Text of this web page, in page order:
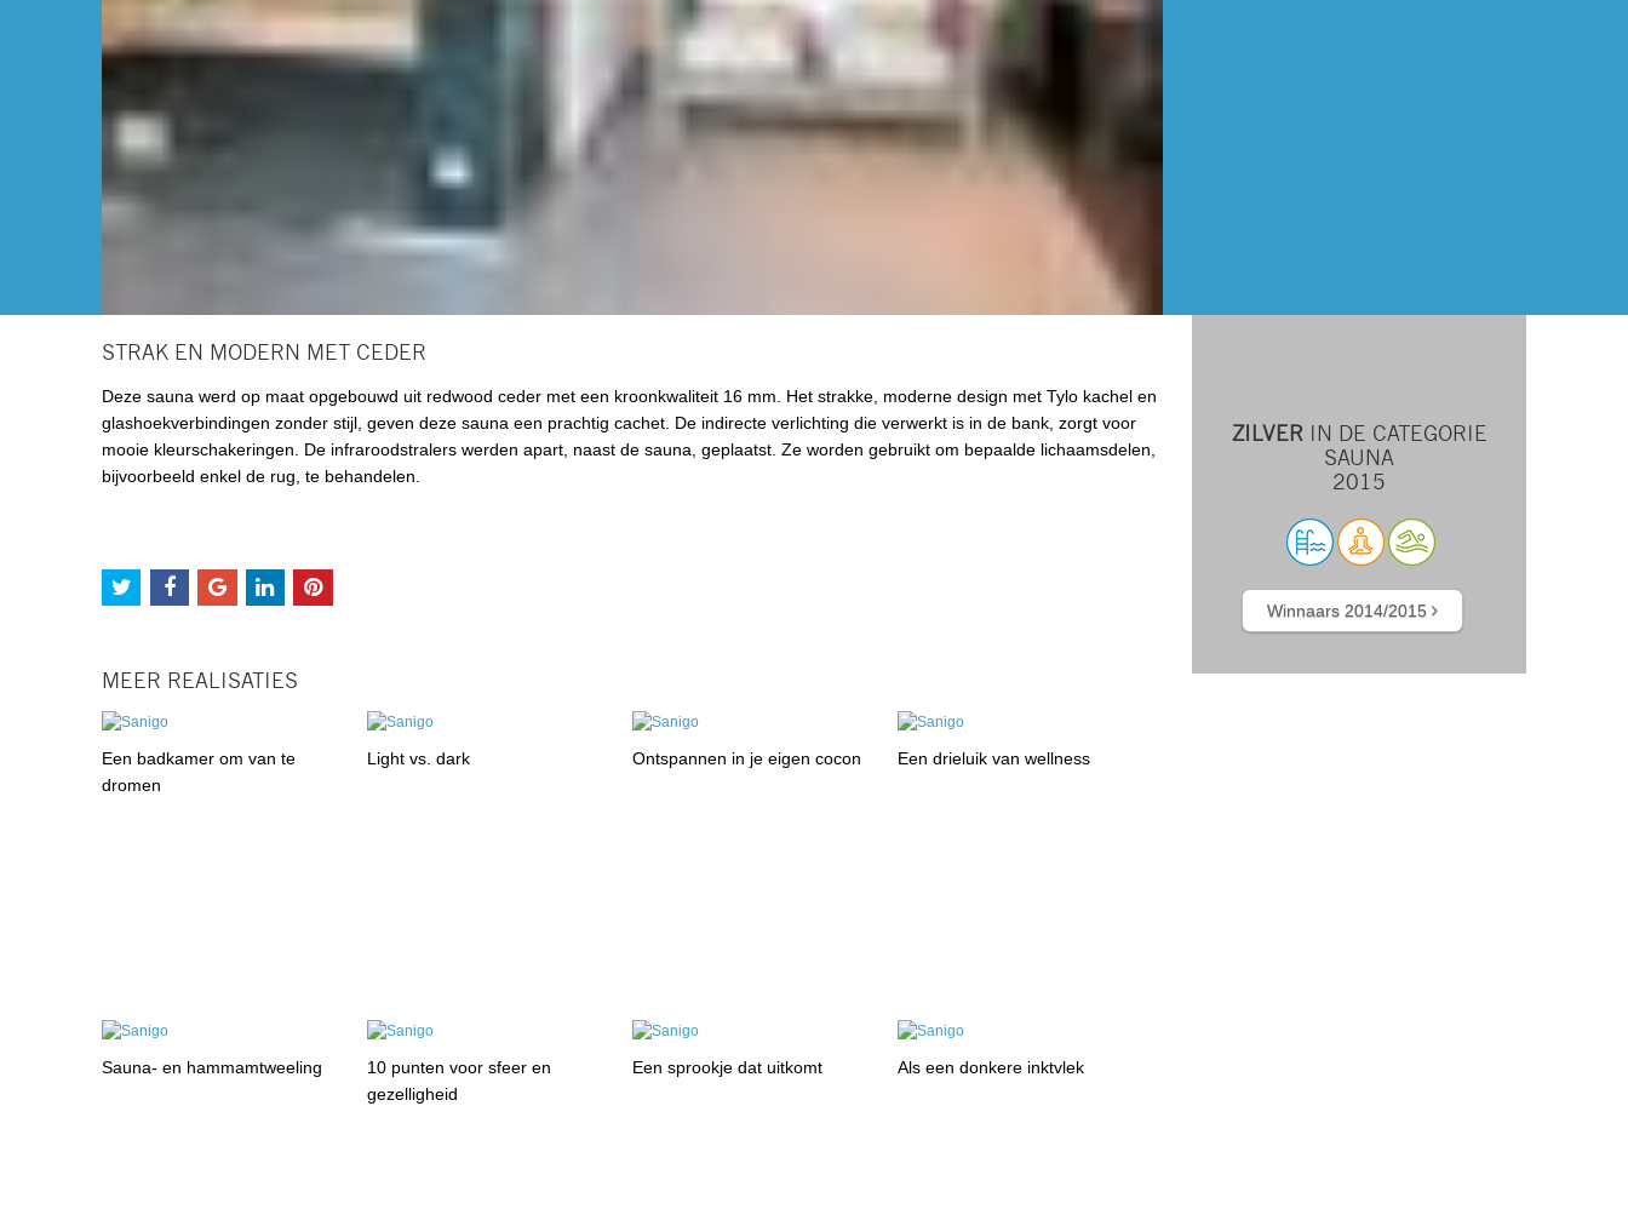
STRAK EN MODERN MET CEDER
Deze sauna werd op maat opgebouwd uit redwood ceder met een kroonkwaliteit 16 mm. Het strakke, moderne design met Tylo kachel en
glashoekverbindingen zonder stijl, geven deze sauna een prachtig cachet. De indirecte verlichting die verwerkt is in de bank, zorgt voor
mooie kleurschakeringen. De infraroodstralers werden apart, naast de sauna, geplaatst. Ze worden gebruikt om bepaalde lichaamsdelen,
bijvoorbeeld enkel de rug, te behandelen.
MEER REALISATIES
Een badkamer om van te
dromen
Light vs. dark Ontspannen in je eigen cocon Een drieluik van wellness
Sauna- en hammamtweeling
10 punten voor sfeer en
gezelligheid
Een sprookje dat uitkomt Als een donkere inktvlek
ZILVER IN DE CATEGORIE
SAUNA
2015
Winnaars 2014/2015